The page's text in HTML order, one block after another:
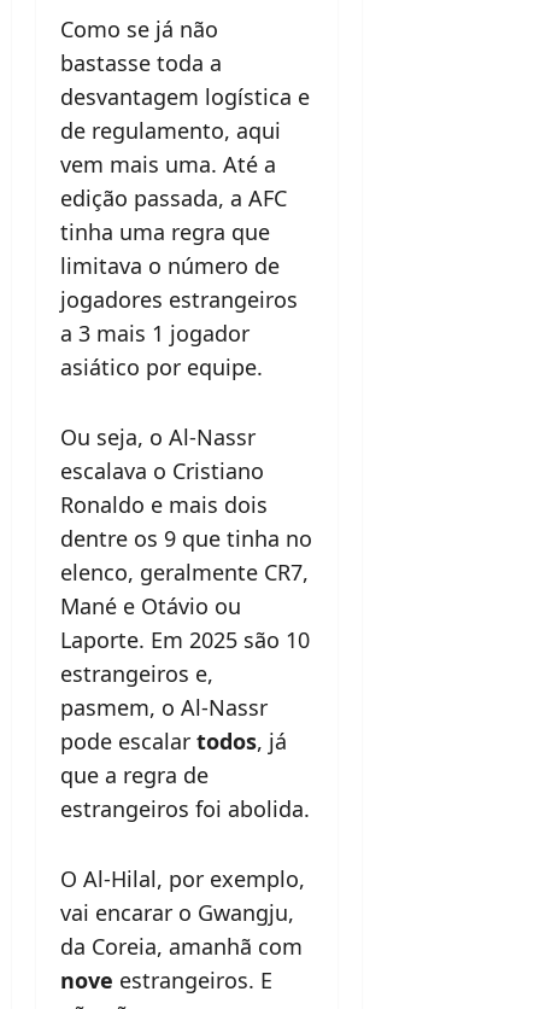
Como se já não
bastasse toda a
desvantagem logística e
de regulamento, aqui
vem mais uma. Até a
edição passada, a AFC
tinha uma regra que
limitava o número de
jogadores estrangeiros
a 3 mais 1 jogador
asiático por equipe.
Ou seja, o Al-Nassr
escalava o Cristiano
Ronaldo e mais dois
dentre os 9 que tinha no
elenco, geralmente CR7,
Mané e Otávio ou
Laporte. Em 2025 são 10
estrangeiros e,
pasmem, o Al-Nassr
pode escalar todos, já
que a regra de
estrangeiros foi abolida.
O Al-Hilal, por exemplo,
vai encarar o Gwangju,
da Coreia, amanhã com
nove estrangeiros. E